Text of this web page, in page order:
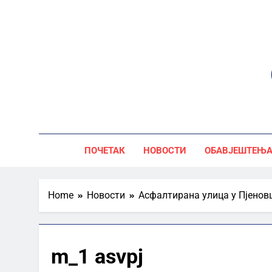
ПОЧЕТАК НОВОСТИ ОБАВЈЕШТЕЊА
Home Новости Асфалтирана улица у
m_1 asvpj